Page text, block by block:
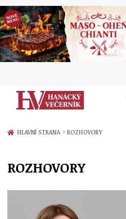
Zprávy
Politika
Kultura
Společnost
HLAVNÍ STRANA › ROZHOVORY
ROZHOVORY